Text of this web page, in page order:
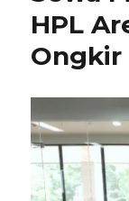
HPL
Ongkir